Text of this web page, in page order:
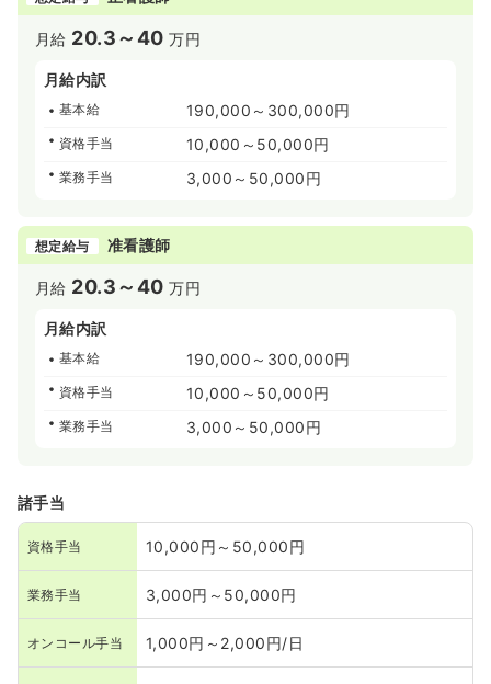
月給 20.3～40 万円
月給内訳
基本給 190,000～300,000円
資格手当 10,000～50,000円
業務手当 3,000～50,000円
想定給与 准看護師
月給 20.3～40 万円
月給内訳
基本給 190,000～300,000円
資格手当 10,000～50,000円
業務手当 3,000～50,000円
諸手当
資格手当 10,000円～50,000円
業務手当 3,000円～50,000円
オンコール手当 1,000円～2,000円/日